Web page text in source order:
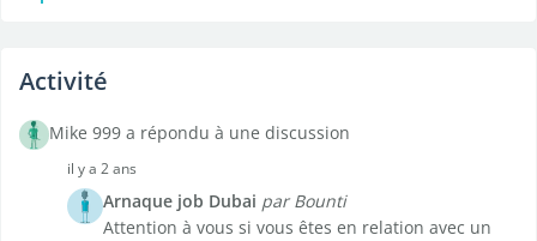
Activité
Mike 999 a répondu à une discussion
il y a 2 ans
Arnaque job Dubai par Bounti
Attention à vous si vous êtes en relation avec un